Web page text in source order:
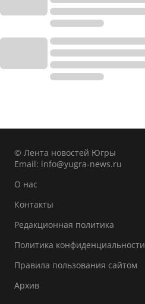
© Лента новостей Югры
Email: info@yugra-news.ru
О нас
Контакты
Редакционная политика
Политика конфиденциальности
Правила пользования сайтом
Архив